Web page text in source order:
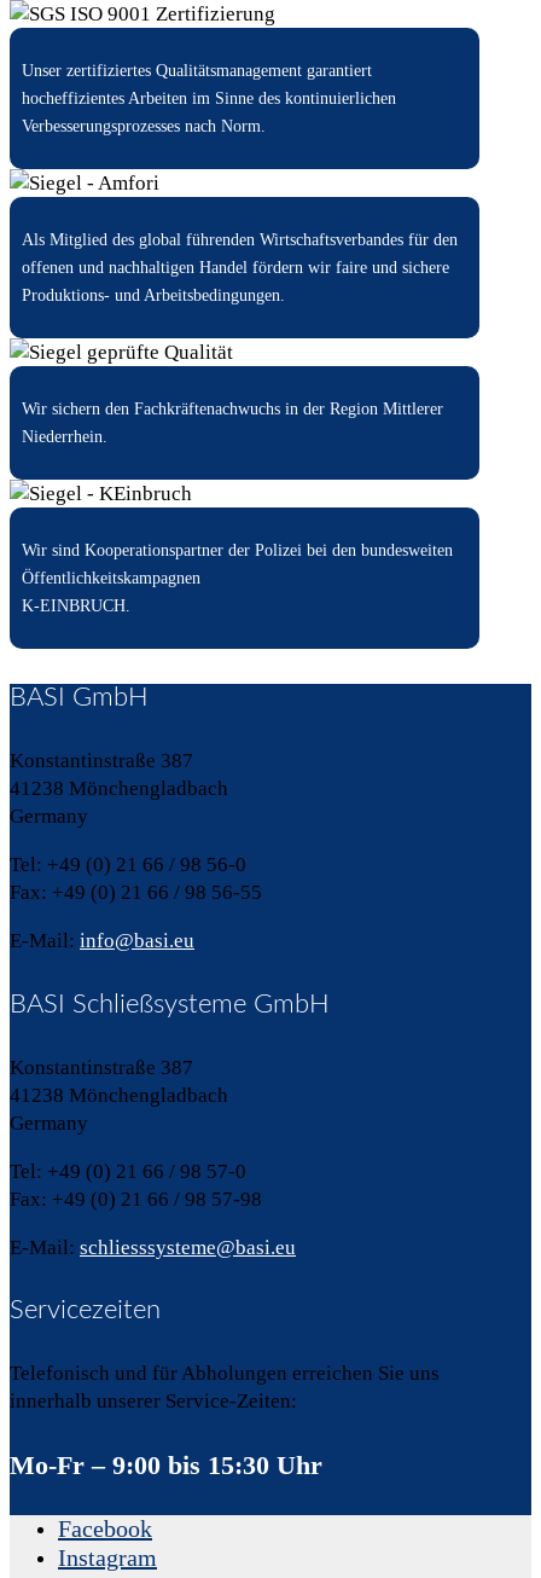
Unser zertifiziertes Qualitätsmanagement garantiert
hocheffizientes Arbeiten im Sinne des kontinuierlichen
Verbesserungsprozesses nach Norm.
Als Mitglied des global führenden Wirtschaftsverbandes für den
offenen und nachhaltigen Handel fördern wir faire und sichere
Produktions- und Arbeitsbedingungen.
Wir sichern den Fachkräftenachwuchs in der Region Mittlerer
Niederrhein.
Wir sind Kooperationspartner der Polizei bei den bundesweiten
Öffentlichkeitskampagnen
K-EINBRUCH.
BASI GmbH
Konstantinstraße 387
41238 Mönchengladbach
Germany
Tel: +49 (0) 21 66 / 98 56-0
Fax: +49 (0) 21 66 / 98 56-55
E-Mail: info@basi.eu
BASI Schließsysteme GmbH
Konstantinstraße 387
41238 Mönchengladbach
Germany
Tel: +49 (0) 21 66 / 98 57-0
Fax: +49 (0) 21 66 / 98 57-98
E-Mail: schliesssysteme@basi.eu
Servicezeiten
Telefonisch und für Abholungen erreichen Sie uns
innerhalb unserer Service-Zeiten:
Mo-Fr – 9:00 bis 15:30 Uhr
Facebook
Instagram